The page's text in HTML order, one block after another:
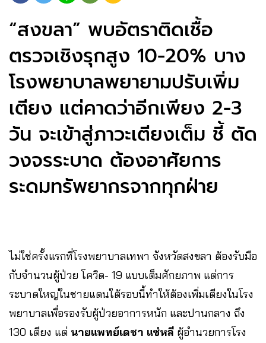
“สงขลา” พบอัตราติดเชื้อ
ตรวจเชิงรุกสูง 10-20% บาง
โรงพยาบาลพยายามปรับเพิ่ม
เตียง แต่คาดว่าอีกเพียง 2-3
วัน จะเข้าสู่ภาวะเตียงเต็ม ชี้ ตัด
วงจรระบาด ต้องอาศัยการ
ระดมทรัพยากรจากทุกฝ่าย
ไม่ใช่ครั้งแรกที่โรงพยาบาลเทพา จังหวัดสงขลา ต้องรับมือ
กับจำนวนผู้ป่วย โควิด- 19 แบบเต็มศักยภาพ แต่การ
ระบาดใหญ่ในชายแดนใต้รอบนี้ทำให้ต้องเพิ่มเตียงในโรง
พยาบาลเพื่อรองรับผู้ป่วยอาการหนัก และปานกลาง ถึง
130 เตียง แต่ นายแพทย์เดชา แซ่หลี ผู้อำนวยการโรง